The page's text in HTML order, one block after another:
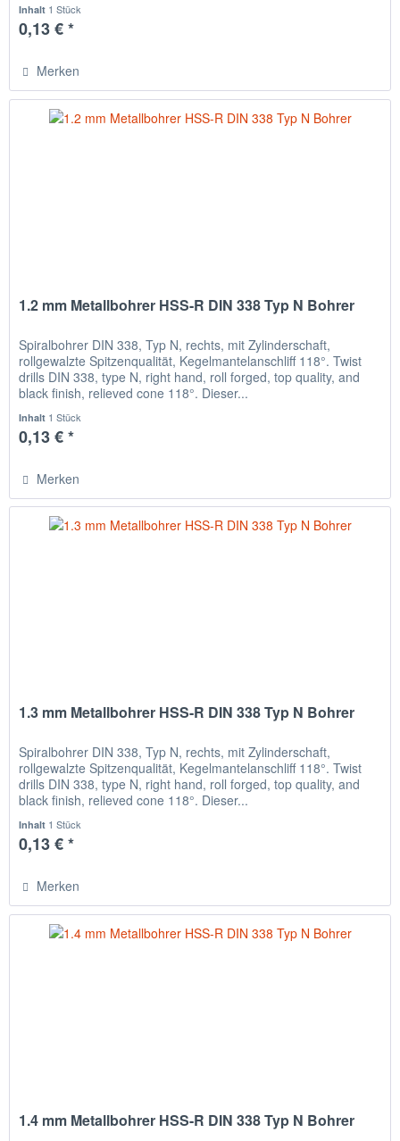
Inhalt 1 Stück
0,13 € *
Merken
1.2 mm Metallbohrer HSS-R DIN 338 Typ N Bohrer
Spiralbohrer DIN 338, Typ N, rechts, mit Zylinderschaft,
rollgewalzte Spitzenqualität, Kegelmantelanschliff 118°. Twist
drills DIN 338, type N, right hand, roll forged, top quality, and
black finish, relieved cone 118°. Dieser...
Inhalt 1 Stück
0,13 € *
Merken
1.3 mm Metallbohrer HSS-R DIN 338 Typ N Bohrer
Spiralbohrer DIN 338, Typ N, rechts, mit Zylinderschaft,
rollgewalzte Spitzenqualität, Kegelmantelanschliff 118°. Twist
drills DIN 338, type N, right hand, roll forged, top quality, and
black finish, relieved cone 118°. Dieser...
Inhalt 1 Stück
0,13 € *
Merken
1.4 mm Metallbohrer HSS-R DIN 338 Typ N Bohrer